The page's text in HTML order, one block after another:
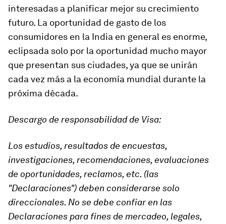
interesadas a planificar mejor su crecimiento
futuro. La oportunidad de gasto de los
consumidores en la India en general es enorme,
eclipsada solo por la oportunidad mucho mayor
que presentan sus ciudades, ya que se unirán
cada vez más a la economía mundial durante la
próxima década.
Descargo de responsabilidad de Visa:
Los estudios, resultados de encuestas,
investigaciones, recomendaciones, evaluaciones
de oportunidades, reclamos, etc. (las
"Declaraciones") deben considerarse solo
direccionales. No se debe confiar en las
Declaraciones para fines de mercadeo, legales,